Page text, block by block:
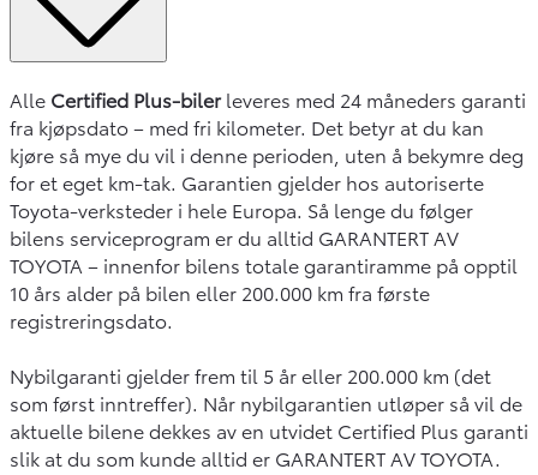
Alle Certified Plus-bilerleveres med 24 måneders garanti
fra kjøpsdato – med fri kilometer. Det betyr at du kan
kjøre så mye du vil i denne perioden, uten å bekymre deg
for et eget km-tak. Garantien gjelder hos autoriserte
Toyota-verksteder i hele Europa. Så lenge du følger
bilens serviceprogram er du alltid GARANTERT AV
TOYOTA – innenfor bilens totale garantiramme på opptil
10 års alder på bilen eller 200.000 km fra første
registreringsdato.
Nybilgaranti gjelder frem til 5 år eller 200.000 km (det
som først inntreffer). Når nybilgarantien utløper så vil de
aktuelle bilene dekkes av en utvidet Certified Plus garanti
slik at du som kunde alltid er GARANTERT AV TOYOTA.